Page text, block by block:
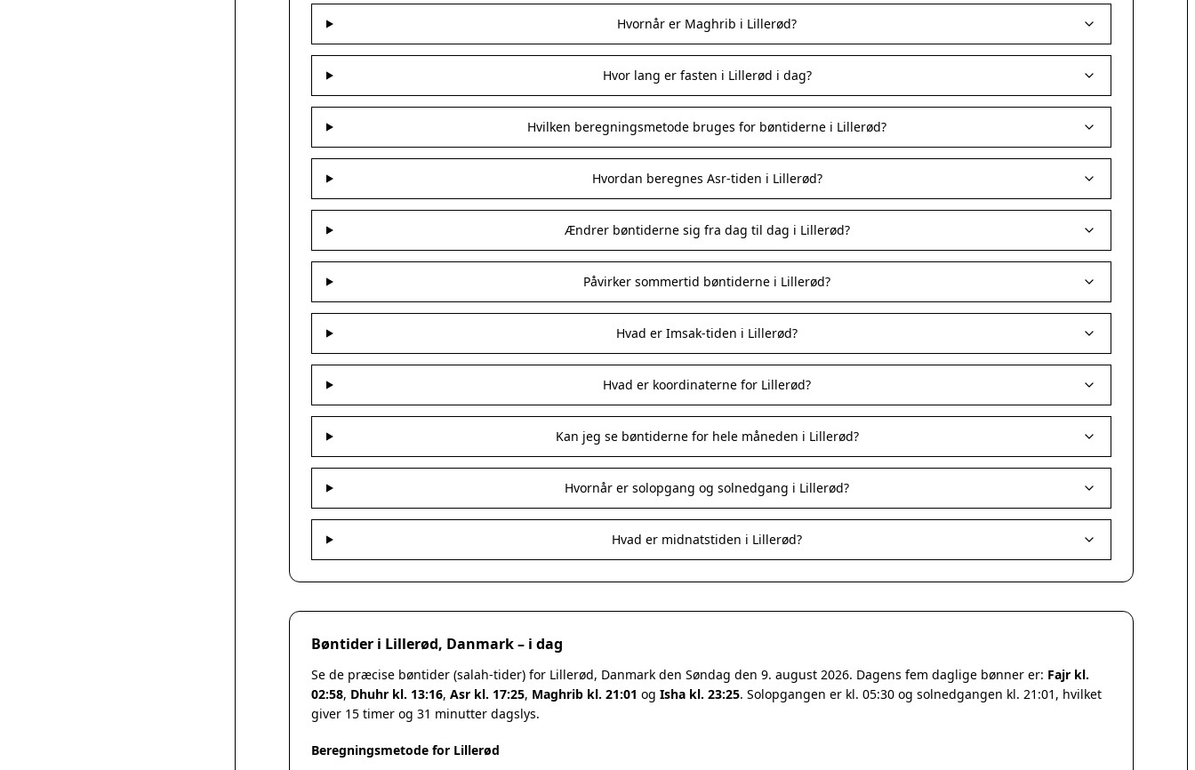
Hvornår er Maghrib i Lillerød?
Hvor lang er fasten i Lillerød i dag?
Hvilken beregningsmetode bruges for bøntiderne i Lillerød?
Hvordan beregnes Asr-tiden i Lillerød?
Ændrer bøntiderne sig fra dag til dag i Lillerød?
Påvirker sommertid bøntiderne i Lillerød?
Hvad er Imsak-tiden i Lillerød?
Hvad er koordinaterne for Lillerød?
Kan jeg se bøntiderne for hele måneden i Lillerød?
Hvornår er solopgang og solnedgang i Lillerød?
Hvad er midnatstiden i Lillerød?
Bøntider i Lillerød, Danmark – i dag
Se de præcise bøntider (salah-tider) for Lillerød, Danmark den Søndag den 9. august 2026. Dagens fem daglige bønner er: Fajr kl.
02:58, Dhuhr kl. 13:16, Asr kl. 17:25, Maghrib kl. 21:01 og Isha kl. 23:25. Solopgangen er kl. 05:30 og solnedgangen kl. 21:01, hvilket
giver 15 timer og 31 minutter dagslys.
Beregningsmetode for Lillerød